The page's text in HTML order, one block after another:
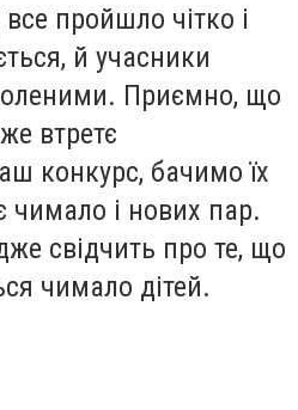
пройшло чітко і
й учасники
Приємно, що
втретє
конкурс, бачимо їх
чимало і нових пар.
свідчить про те, що
чимало дітей.